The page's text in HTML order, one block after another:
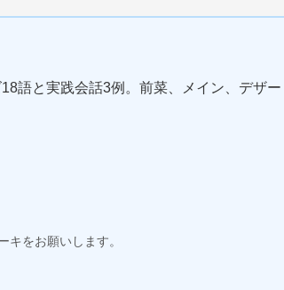
語と実践会話3例。前菜、メイン、デザ
をお願いします。